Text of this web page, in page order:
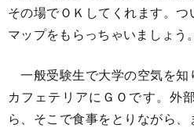
その場でＯＫしてくれます。
マップをもらっちゃいましょう。
一般受験生で大学の空気を知
カフェテリアにＧＯです。外
ら、そこで食事をとりながら